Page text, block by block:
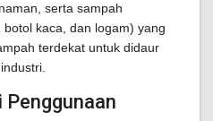
serta sampah
kaca, dan logam) yang
terdekat untuk didaur